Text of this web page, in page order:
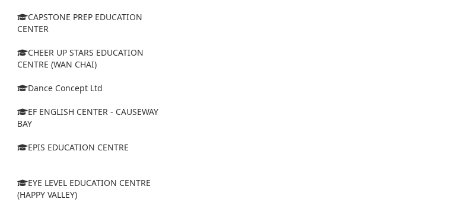
CAPSTONE PREP EDUCATION
CENTER
CHEER UP STARS EDUCATION
CENTRE (WAN CHAI)
Dance Concept Ltd
EF ENGLISH CENTER - CAUSEWAY
BAY
EPIS EDUCATION CENTRE
EYE LEVEL EDUCATION CENTRE
(HAPPY VALLEY)